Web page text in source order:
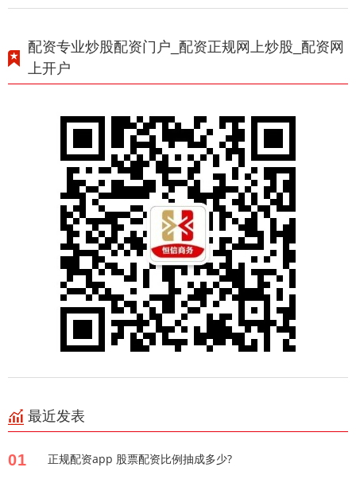
配资专业炒股配资门户_配资正规网上炒股_配资网
上开户
最近发表
01 正规配资app 股票配资比例抽成多少?